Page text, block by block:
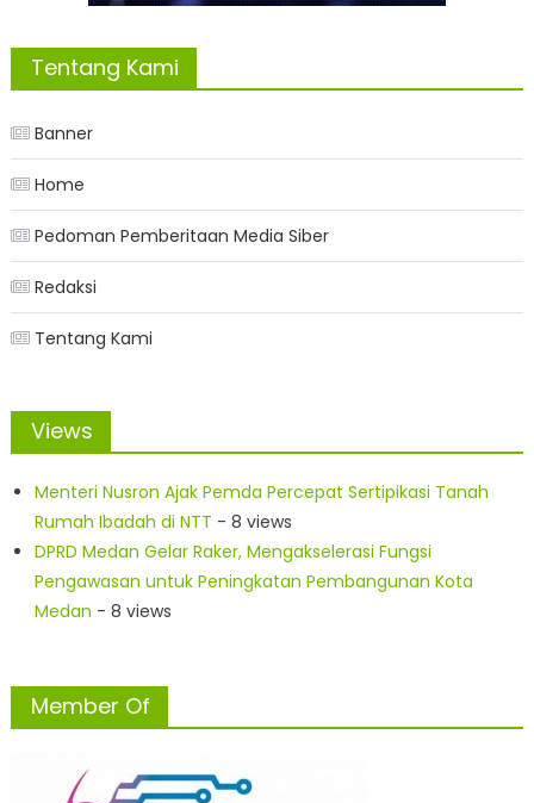
Tentang Kami
Banner
Home
Pedoman Pemberitaan Media Siber
Redaksi
Tentang Kami
Views
Menteri Nusron Ajak Pemda Percepat Sertipikasi Tanah
Rumah Ibadah di NTT - 8 views
DPRD Medan Gelar Raker, Mengakselerasi Fungsi
Pengawasan untuk Peningkatan Pembangunan Kota
Medan - 8 views
Member Of